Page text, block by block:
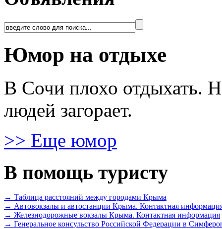
Юмор на отдыхе
В Сочи плохо отдыхать.
людей загорает.
>> Еще юмор
В помощь туристу
→ Таблица расстояний между городами Крыма
→ Автовокзалы и автостанции Крыма. Контактная
→ Железнодорожные вокзалы Крыма. Контактная информация
→ Генеральное консульство Российской Федерации в